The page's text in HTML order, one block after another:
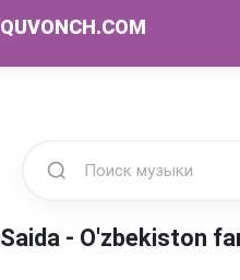
QUVONCH.COM
Saida - O'zbekiston